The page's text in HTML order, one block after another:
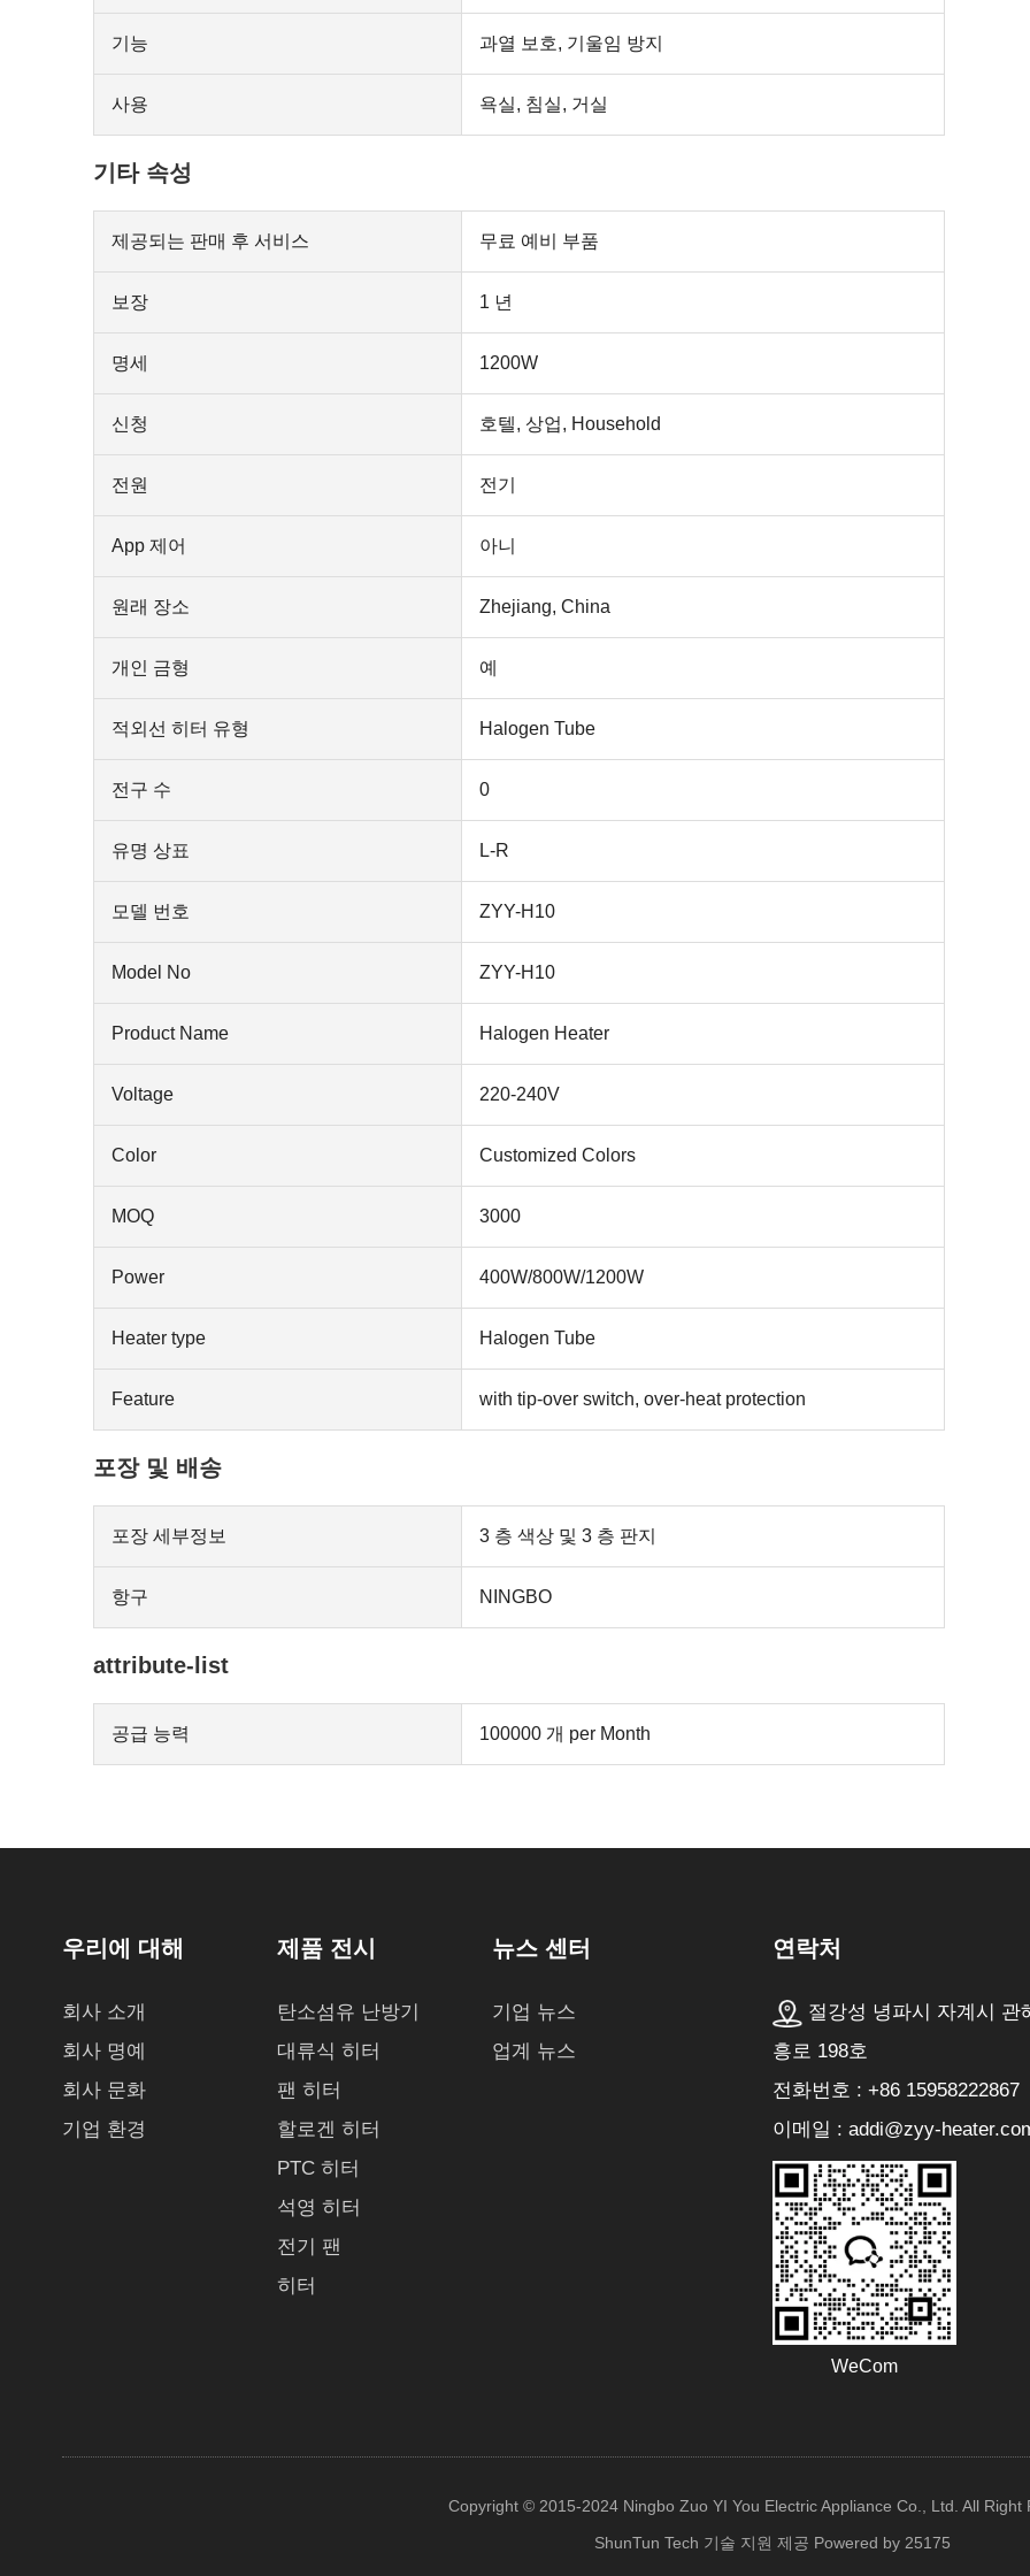
기능 과열 보호, 기울임 방지
사용 욕실, 침실, 거실
기타 속성
제공되는 판매 후 서비스 무료 예비 부품
보장 1 년
명세 1200W
신청 호텔, 상업, Household
전원 전기
App 제어 아니
원래 장소 Zhejiang, China
개인 금형 예
적외선 히터 유형 Halogen Tube
전구 수 0
유명 상표 L-R
모델 번호 ZYY-H10
Model No ZYY-H10
Product Name Halogen Heater
Voltage 220-240V
Color Customized Colors
MOQ 3000
Power 400W/800W/1200W
Heater type Halogen Tube
Feature with tip-over switch, over-heat protection
포장 및 배송
포장 세부정보 3 층 색상 및 3 층 판지
항구 NINGBO
attribute-list
공급 능력 100000 개 per Month
우리에 대해
회사 소개
회사 명예
회사 문화
기업 환경
제품 전시
탄소섬유 난방기
대류식 히터
팬 히터
할로겐 히터
PTC 히터
석영 히터
전기 팬
히터
뉴스 센터
기업 뉴스
업계 뉴스
연락처
절강성 녕파시 자계시 관
흥로 198호
전화번호 : +86 15958222867
이메일 : addi@zyy-
WeCom
Copyright © 2015-2024 Ningbo Zuo YI You Electric Appliance Co., Ltd. All Right
ShunTun Tech 기술 지원 제공 Powered by 25175